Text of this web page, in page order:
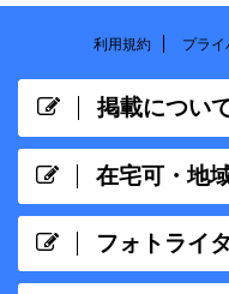
利用規約 プラ
掲載につい
在宅可・地
フォトライ